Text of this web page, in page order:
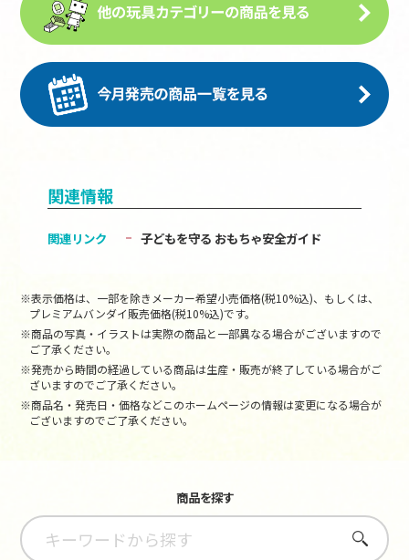
関連情報
関連リンク 子どもを守る おもちゃ安全ガイド
※表示価格は、一部を除きメーカー希望小売価格(税10%込)、もしくは、
プレミアムバンダイ販売価格(税10%込)です。
※商品の写真・イラストは実際の商品と一部異なる場合がございますので
ご了承ください。
※発売から時間の経過している商品は生産・販売が終了している場合がご
ざいますのでご了承ください。
※商品名・発売日・価格などこのホームページの情報は変更になる場合が
ございますのでご了承ください。
商品を探す
さがす